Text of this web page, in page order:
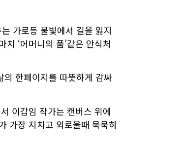
가로등 불빛에서 길을 잃지
‘어머니의 품’같은 안식처
한페이지를 따뜻하게 감싸
이갑임 작가는 캔버스 위에
가장 지치고 외로울때 묵묵히